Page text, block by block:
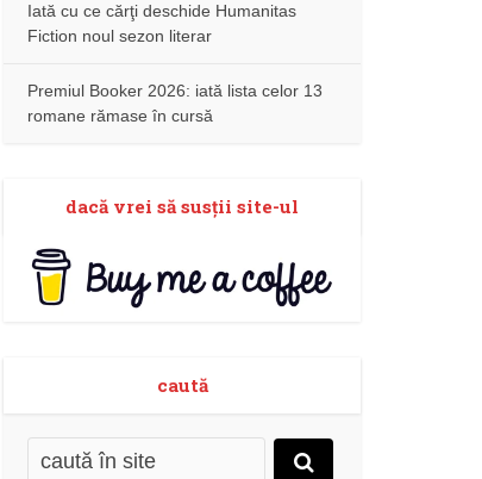
Iată cu ce cărţi deschide Humanitas
Fiction noul sezon literar
Premiul Booker 2026: iată lista celor 13
romane rămase în cursă
dacă vrei să susţii site-ul
caută